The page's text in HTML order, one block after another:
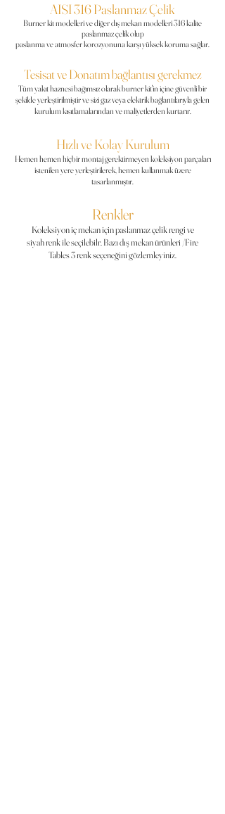
AISI 316 Paslanmaz Çelik
Burner kit modelleri ve diğer dış mekan modelleri 316 kalite
paslanmaz çelik olup
paslanma ve atmosfer korozyonuna karşı yüksek koruma sağlar.
Tesisat ve Donatım bağlantısı gerekmez
Tüm yakıt haznesi bağımsız olarak burnerkit'in içine güvenli bir
şekilde yerleştirilmiştir ve sizi gaz veya elektrik bağlantılarıyla gelen
kurulum kısıtlamalarından ve maliyetlerden kurtarır.
Hızlı ve Kolay Kurulum
Hemen hemen hiçbir montaj gerektirmeyen koleksiyon parçaları
istenilen yere yerleştirilerek, hemen kullanmaküzere
tasarlanmıştır.
Renkler
Koleksiyon iç mekan için paslanmaz çelik rengi ve
siyahrenkile seçilebilr. Bazı dışmekan ürünleri /Fire
Tables 3 renk seçeneğini gözlemleyiniz.